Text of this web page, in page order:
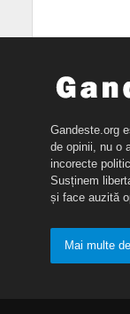
Gandeste.org
de opinii, nu o
incorecte
Susținem
și face auzită
Mai multe